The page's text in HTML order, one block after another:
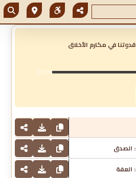
قدوتنا في مكارم الأخلاق
00:00